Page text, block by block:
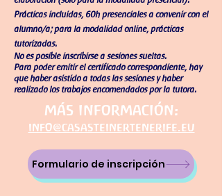
Prácticas incluidas, 60h presenciales a convenir con el
alumno/a; para la modalidad online, prácticas
tutorizadas.
No es posible inscribirse a sesionessueltas.
Para poder emitir el certificado correspondiente, hay
que haber asistido a todas las sesiones y haber
realizado los trabajos encomendados por la tutora.
más información:
info@casasteinertenerife.eu
Formulario de inscripción